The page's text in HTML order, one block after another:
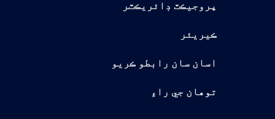
پروجيڪٽ ڊائريڪٽر
ڪيريئر
اسان سان رابطو ڪريو
توهان جي راءِ